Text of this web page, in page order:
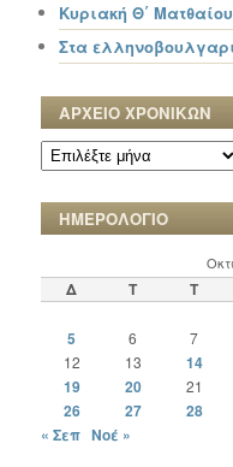
Κυριακή Θ΄ Ματθαίου
Στα
ΑΡΧΕΙΟ ΧΡΟΝΙΚΩΝ
ΑΡΧΕΙΟ
ΧΡΟΝΙΚΩΝ
ΗΜΕΡΟΛΟΓΙΟ
Δ Τ Τ
5
6 7
12
13 14
19
20 21
26 27 28
« Σεπ Νοέ »